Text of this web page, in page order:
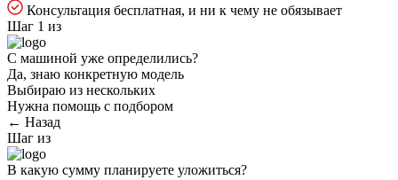
Консультация бесплатная, и ни к чему не обязывает
Шаг 1 из
С машиной уже определились?
Да, знаю конкретную модель
Выбираю из нескольких
Нужна помощь с подбором
← Назад
Шаг из
В какую сумму планируете уложиться?